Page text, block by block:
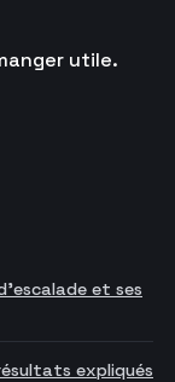
utile.
et ses
expliqués